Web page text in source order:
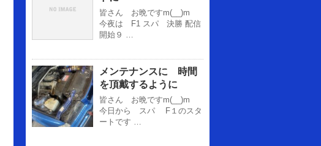
皆さん お晩ですm(__)m
今夜は F1 スパ 決勝 配信
開始９ …
メンテナンスに 時間
を頂戴するように
皆さん お晩ですm(__)m
今日から スパ F１のスタ
ートです …